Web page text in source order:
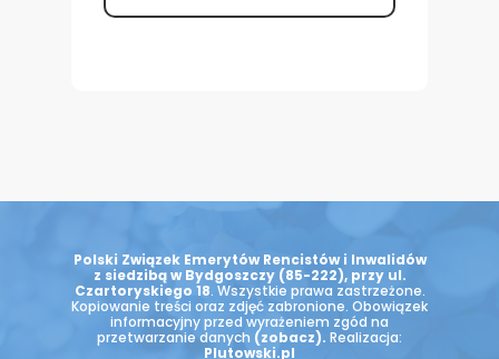
Polski Związek Emerytów Rencistów i Inwalidów
z siedzibą w Bydgoszczy (85-222), przy ul.
Czartoryskiego 18. Wszystkie prawa zastrzeżone.
Kopiowanie treści oraz zdjęć zabronione. Obowiązek
informacyjny przed wyrażeniem zgód na
przetwarzanie danych (zobacz). Realizacja:
Plutowski.pl